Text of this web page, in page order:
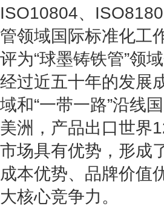
ISO10804、
管领域国际标准化工
评为“球墨铸铁管”领
经过近五十年的发展
域和“一带一路”沿线
美洲，产品出口世界
市场具有优势，形成
成本优势、品牌价值
大核心竞争力。